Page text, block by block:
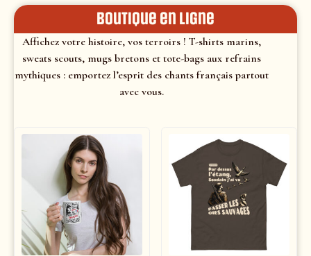
Boutique en ligne
Affichez votre histoire, vos terroirs ! T-shirts marins,
sweats scouts, mugs bretons et tote-bags aux refrains
mythiques : emportez l’esprit des chants français partout
avec vous.